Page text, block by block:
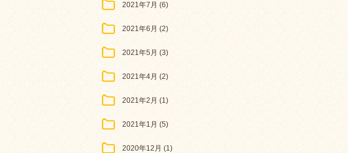
2021年7月 (6)
2021年6月 (2)
2021年5月 (3)
2021年4月 (2)
2021年2月 (1)
2021年1月 (5)
2020年12月 (1)